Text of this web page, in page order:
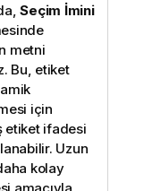
Seçim İmini
metni
Bu, etiket
için
etiket ifadesi
Uzun
kolay